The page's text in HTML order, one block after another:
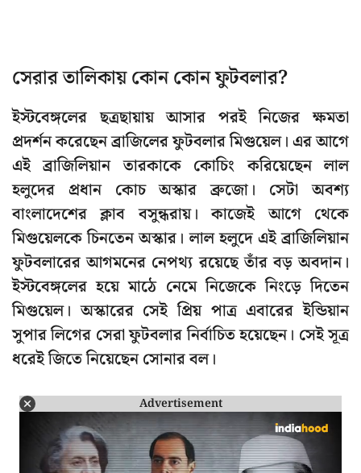
সেরার তালিকায় কোন কোন ফুটবলার?
ইস্টবেঙ্গলের ছত্রছায়ায় আসার পরই নিজের ক্ষমতা
প্রদর্শন করেছেন ব্রাজিলের ফুটবলার মিগুয়েল। এর আগে
এই ব্রাজিলিয়ান তারকাকে কোচিং করিয়েছেন লাল
হলুদের প্রধান কোচ অস্কার ব্রুজো। সেটা অবশ্য
বাংলাদেশের ক্লাব বসুন্ধরায়। কাজেই আগে থেকে
মিগুয়েলকে চিনতেন অস্কার। লাল হলুদে এই ব্রাজিলিয়ান
ফুটবলারের আগমনের নেপথ্য রয়েছে তাঁর বড় অবদান।
ইস্টবেঙ্গলের হয়ে মাঠে নেমে নিজেকে নিংড়ে দিতেন
মিগুয়েল। অস্কারের সেই প্রিয় পাত্র এবারের ইন্ডিয়ান
সুপার লিগের সেরা ফুটবলার নির্বাচিত হয়েছেন। সেই সূত্র
ধরেই জিতে নিয়েছেন সোনার বল।
Advertisement